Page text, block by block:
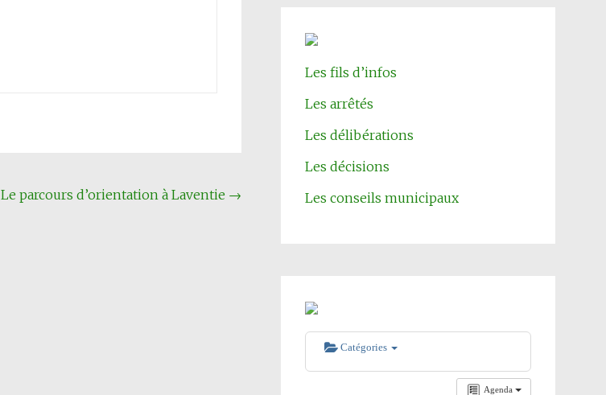
Le parcours d’orientation à Laventie →
Les fils d’infos
Les arrêtés
Les délibérations
Les décisions
Les conseils municipaux
Catégories
Agenda